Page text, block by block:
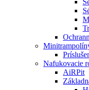
Nafukovacie
AiRPit